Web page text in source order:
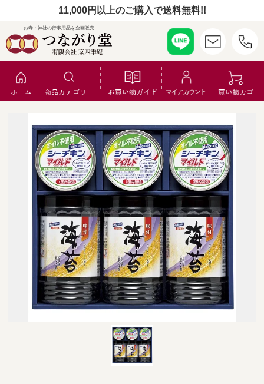
11,000円以上のご購入で送料無料!!
お寺・神社の行事用品を企画販売